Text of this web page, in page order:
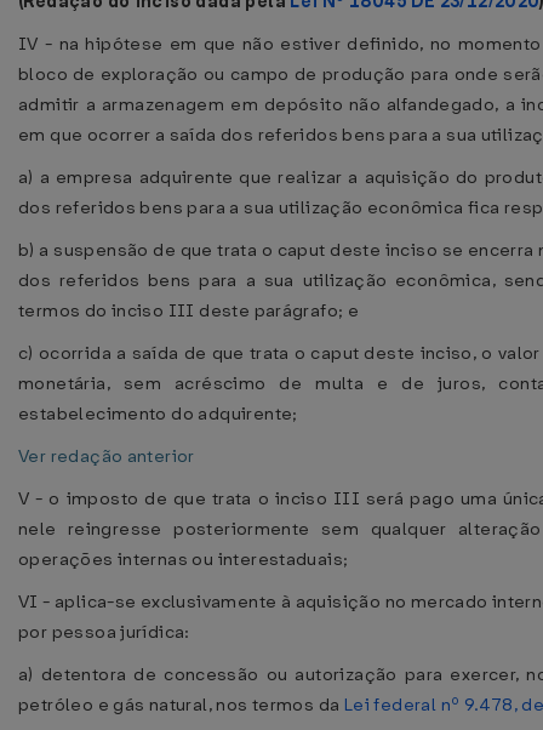
IV - na hipótese em que não estiver definido, no
bloco de exploração ou campo de produção para onde
admitir a armazenagem em depósito não alfandegado, a
em que ocorrer a saída dos referidos bens para a sua
a) a empresa adquirente que realizar a aquisição do
dos referidos bens para a sua utilização econômica fica
b) a suspensão de que trata o caput deste inciso se
dos referidos bens para a sua utilização econômica,
termos do inciso III deste parágrafo; e
c) ocorrida a saída de que trata o caput deste inciso, o
monetária, sem acréscimo de multa e de juros,
estabelecimento do adquirente;
Ver redação anterior
V - o imposto de que trata o inciso III será pago uma
nele reingresse posteriormente sem qualquer
operações internas ou interestaduais;
VI - aplica-se exclusivamente à aquisição no mercado
por pessoa jurídica:
a) detentora de concessão ou autorização para exercer,
petróleo e gás natural, nos termos da Lei federal nº 9.478,